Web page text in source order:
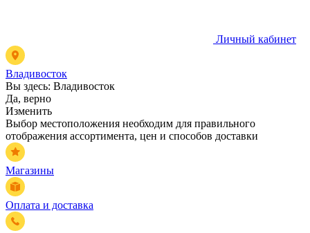
Личный кабинет
Владивосток
Вы здесь: Владивосток
Да, верно
Изменить
Выбор местоположения необходим для правильного
отображения ассортимента, цен и способов доставки
Магазины
Оплата и доставка